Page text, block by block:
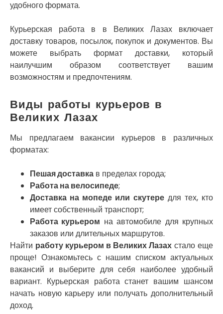
удобного формата.
Курьерская работа в в Великих Лазах включает
доставку товаров, посылок, покупок и документов. Вы
можете выбрать формат доставки, который
наилучшим образом соответствует вашим
возможностям и предпочтениям.
Виды работы курьеров в
Великих Лазах
Мы предлагаем вакансии курьеров в различных
форматах:
Пешая доставка в пределах города;
Работа на велосипеде;
Доставка на мопеде или скутередля тех, кто
имеет собственный транспорт;
Работа курьером на автомобиле для крупных
заказов или длительных маршрутов.
Найти работу курьером в Великих Лазах стало еще
проще! Ознакомьтесь с нашим списком актуальных
вакансий и выберите для себя наиболее удобный
вариант. Курьерская работа станет вашим шансом
начать новую карьеру или получать дополнительный
доход.
Луцк
Львов
Малин
Марганец
Миргород
Авангард
Нежин
Никитинцы
Никополь
Новоалександровка
Новоселки
Нововолынск
Обухов
Обуховка
Одесса
Острог
Павлоград
Переяслав
Первомайск
Песочин
Петриков
Петропавловская Борщаговка
Подгородное